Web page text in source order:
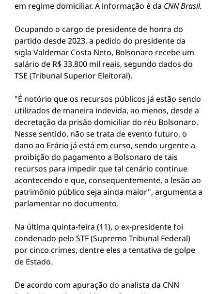
em regime domiciliar. A informação é da CNN Brasil.
Ocupando o cargo de presidente de honra do
partido desde 2023, a pedido do presidente da
sigla Valdemar Costa Neto, Bolsonaro recebe um
salário de R$ 33.800 mil reais, segundo dados do
TSE (Tribunal Superior Eleitoral).
"É notório que os recursos públicos já estão sendo
utilizados de maneira indevida, ao menos, desde a
decretação da prisão domiciliar do réu Bolsonaro.
Nesse sentido, não se trata de evento futuro, o
dano ao Erário já está em curso, sendo urgente a
proibição do pagamento a Bolsonaro de tais
recursos para impedir que tal cenário continue
acontecendo e que, consequentemente, a lesão ao
patrimônio público seja ainda maior", argumenta a
parlamentar no documento.
Na última quinta-feira (11), o ex-presidente foi
condenado pelo STF (Supremo Tribunal Federal)
por cinco crimes, dentre eles a tentativa de golpe
de Estado.
De acordo com apuração do analista da CNN